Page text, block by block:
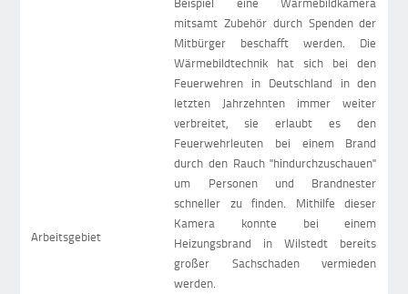
Arbeitsgebiet
mitsamt Zubehör durch Spenden der
Mitbürger beschafft werden. Die
Wärmebildtechnik hat sich bei den
Feuerwehren in Deutschland in den
letzten Jahrzehnten immer weiter
verbreitet, sie erlaubt es den
Feuerwehrleuten bei einem Brand
durch den Rauch "hindurchzuschauen"
um Personen und Brandnester
schneller zu finden. Mithilfe dieser
Kamera konnte bei einem
Heizungsbrand in Wilstedt bereits
großer Sachschaden vermieden
werden.